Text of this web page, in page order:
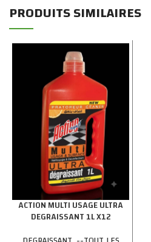
PRODUITS SIMILAIRES
ACTION MULTI USAGE ULTRA
DEGRAISSANT 1L X12